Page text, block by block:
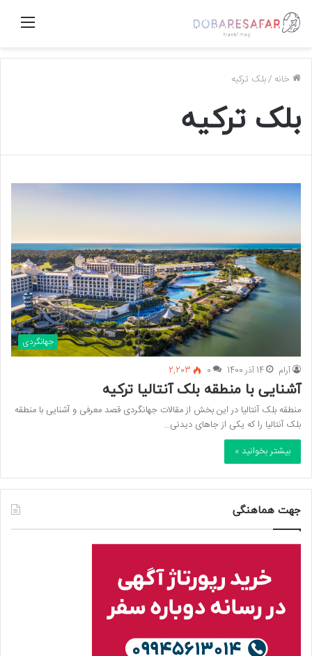
منو
خانه /بلک ترکیه
بلک ترکیه
جهانگردی
آرام 14 آذر 1400 0
2,203
آشنایی با منطقه بلک آنتالیا ترکیه
منطقه بلک آنتالیا در این بخش از مقالات جهانگردی قصد معرفی و آشنایی با منطقه
بلک آنتالیا را که یکی از جاهای دیدنی…
بیشتر بخوانید »
جهت هماهنگی